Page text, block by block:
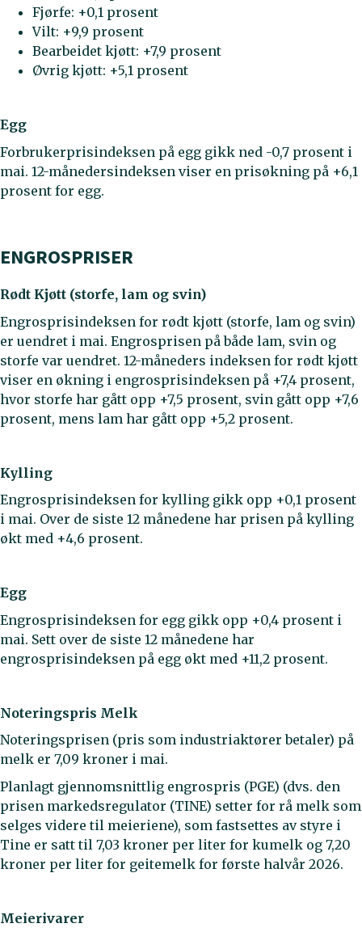
Fjørfe: +0,1 prosent
Vilt: +9,9 prosent
Bearbeidet kjøtt: +7,9 prosent
Øvrig kjøtt: +5,1 prosent
Egg
Forbrukerprisindeksen på egg gikk ned -0,7 prosent i
mai. 12-månedersindeksen viser en prisøkning på +6,1
prosent for egg.
ENGROSPRISER
Rødt Kjøtt (storfe, lam og svin)
Engrosprisindeksen for rødt kjøtt (storfe, lam og svin)
er uendret i mai. Engrosprisen på både lam, svin og
storfe var uendret. 12-måneders indeksen for rødt kjøtt
viser en økning i engrosprisindeksen på +7,4 prosent,
hvor storfe har gått opp +7,5 prosent, svin gått opp +7,6
prosent, mens lam har gått opp +5,2 prosent.
Kylling
Engrosprisindeksen for kylling gikk opp +0,1 prosent
i mai. Over de siste 12 månedene har prisen på kylling
økt med +4,6 prosent.
Egg
Engrosprisindeksen for egg gikk opp +0,4 prosent i
mai. Sett over de siste 12 månedene har
engrosprisindeksen på egg økt med +11,2 prosent.
Noteringspris Melk
Noteringsprisen (pris som industriaktører betaler) på
melk er 7,09 kroner i mai.
Planlagt gjennomsnittlig engrospris (PGE) (dvs. den
prisen markedsregulator (TINE) setter for rå melk som
selges videre til meieriene), som fastsettes av styre i
Tine er satt til 7,03 kroner per liter for kumelk og 7,20
kroner per liter for geitemelk for første halvår 2026.
Meierivarer